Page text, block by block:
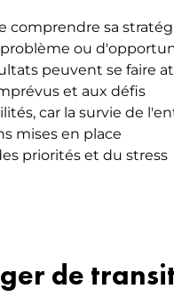
comprendre sa
ou
peuvent se faire
et aux défis
car la survie de
mises en place
priorités et du stress
de